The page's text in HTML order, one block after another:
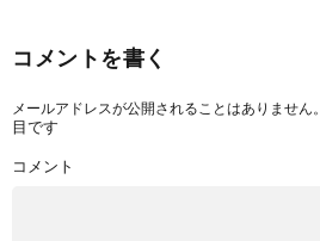
コメントを書く
メールアドレスが公開されることはありません。
目です
コメント